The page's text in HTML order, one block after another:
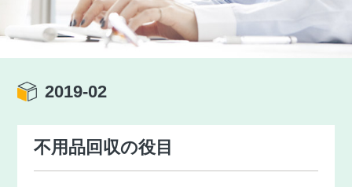
2019-02
不用品回収の役目